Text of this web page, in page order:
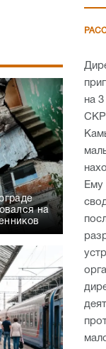
на
на
СКР
Ему